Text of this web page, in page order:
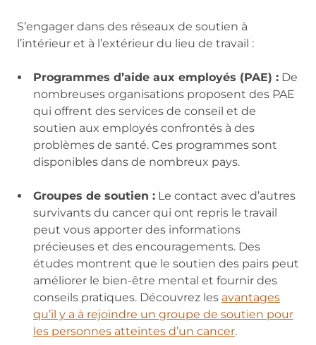
S’engager dans des réseaux de soutien à
l’intérieur et à l’extérieur du lieu de travail :
Programmes d’aide aux employés (PAE) : De
nombreuses organisations proposent des PAE
qui offrent des services de conseil et de
soutien aux employés confrontés à des
problèmes de santé. Ces programmes sont
disponibles dans de nombreux pays.
Groupes de soutien : Le contact avec d’autres
survivants du cancer qui ont repris le travail
peut vous apporter des informations
précieuses et des encouragements. Des
études montrent que le soutien des pairs peut
améliorer le bien-être mental et fournir des
conseils pratiques. Découvrez les avantages
qu’il y a à rejoindre un groupe de soutien pour
les personnes atteintes d’un cancer.